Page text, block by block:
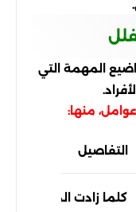
المهمة التي
منها:
التفاصيل
كلما زادت المساحة،